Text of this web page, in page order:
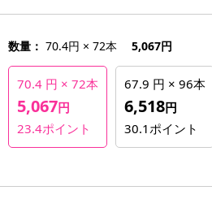
数量： 70.4円 × 72本 5,067円
70.4 円 × 72本
5,067円
23.4ポイント
67.9 円 × 96本
6,518円
30.1 ポイント